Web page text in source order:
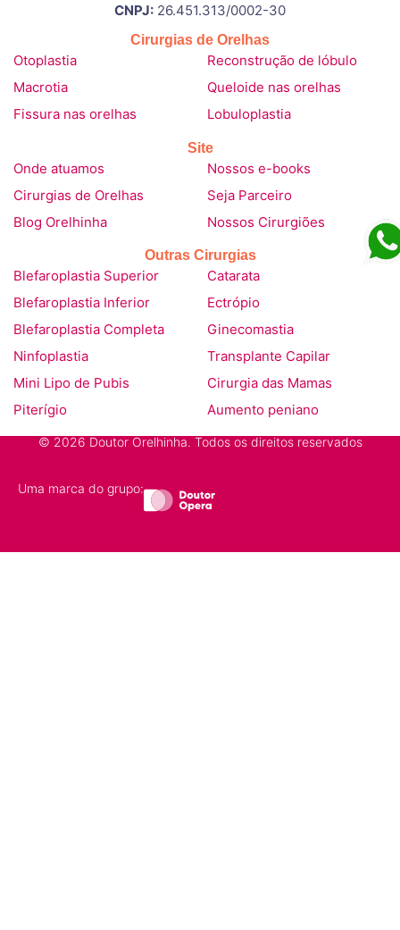
CNPJ: 26.451.313/0002-30
Cirurgias de Orelhas
Otoplastia
Macrotia
Fissura nas orelhas
Reconstrução de lóbulo
Queloide nas orelhas
Lobuloplastia
Site
Onde atuamos
Cirurgias de Orelhas
Blog Orelhinha
Nossos e-books
Seja Parceiro
Nossos Cirurgiões
Outras Cirurgias
Blefaroplastia Superior
Blefaroplastia Inferior
Blefaroplastia Completa
Ninfoplastia
Mini Lipo de Pubis
Piterígio
Catarata
Ectrópio
Ginecomastia
Transplante Capilar
Cirurgia das Mamas
Aumento peniano
© 2026 Doutor Orelhinha. Todos os direitos reservados
Uma marca do grupo: